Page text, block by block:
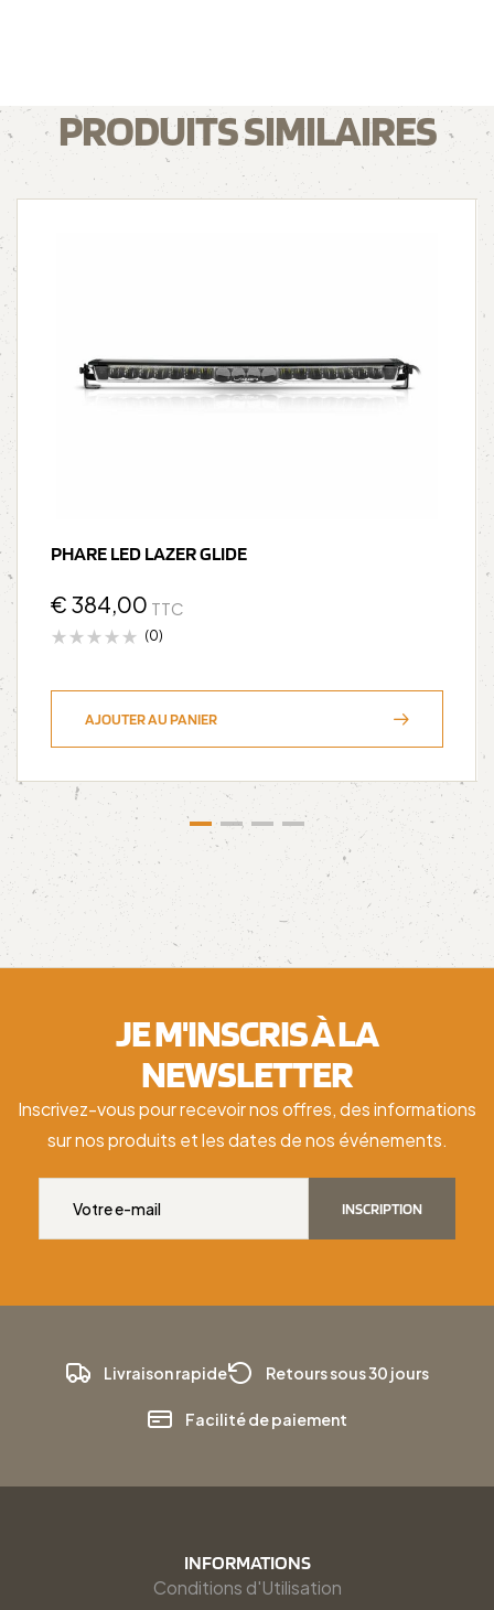
PRODUITS SIMILAIRES
PHARE LED LAZER GLIDE
€ 384,00 TTC
(0)
AJOUTER AU PANIER
JE M'INSCRIS À LA
NEWSLETTER
Inscrivez-vous pour recevoir nos offres, des informations
sur nos produits et les dates de nos événements.
INSCRIPTION
Livraison rapide Retours sous 30 jours
Facilité de paiement
INFORMATIONS
Conditions d'Utilisation